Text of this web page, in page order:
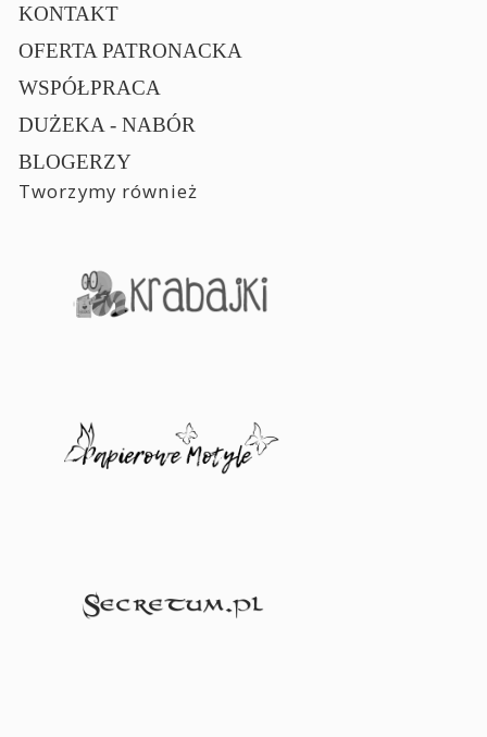
KONTAKT
OFERTA PATRONACKA
WSPÓŁPRACA
DUŻEKA - NABÓR
BLOGERZY
Tworzymy również